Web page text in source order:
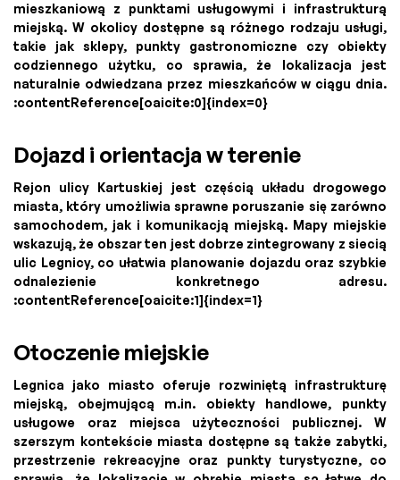
mieszkaniową z punktami usługowymi i infrastrukturą
miejską. W okolicy dostępne są różnego rodzaju usługi,
takie jak sklepy, punkty gastronomiczne czy obiekty
codziennego użytku, co sprawia, że lokalizacja jest
naturalnie odwiedzana przez mieszkańców w ciągu dnia.
:contentReference[oaicite:0]{index=0}
Dojazd i orientacja w terenie
Rejon ulicy Kartuskiej jest częścią układu drogowego
miasta, który umożliwia sprawne poruszanie się zarówno
samochodem, jak i komunikacją miejską. Mapy miejskie
wskazują, że obszar ten jest dobrze zintegrowany z siecią
ulic Legnicy, co ułatwia planowanie dojazdu oraz szybkie
odnalezienie konkretnego adresu.
:contentReference[oaicite:1]{index=1}
Otoczenie miejskie
Legnica jako miasto oferuje rozwiniętą infrastrukturę
miejską, obejmującą m.in. obiekty handlowe, punkty
usługowe oraz miejsca użyteczności publicznej. W
szerszym kontekście miasta dostępne są także zabytki,
przestrzenie rekreacyjne oraz punkty turystyczne, co